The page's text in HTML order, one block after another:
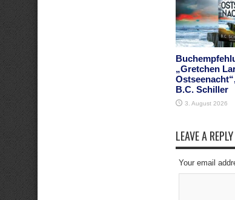
„Gretchen
B.C. Schiller
3. August 2026
LEAVE A REPLY
Your email